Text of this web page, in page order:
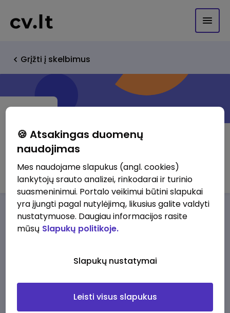
Grįžti į skelbimus
Dominari, UAB
Darbo pasiūlymaiApie musPrivalumai
darbo pasiūlymų
🍪 Atsakingas duomenų
naudojimas
Mes naudojame slapukus (angl. cookies)
lankytojų srauto analizei, rinkodarai ir turinio
suasmeninimui. Portalo veikimui būtini slapukai
yra įjungti pagal nutylėjimą, likusius galite valdyti
nustatymuose. Daugiau informacijos rasite
mūsų Slapukų politikoje.
Slapukų nustatymai
Leisti visus slapukus